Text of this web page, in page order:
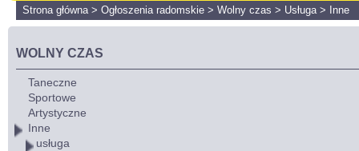
Strona główna> Ogłoszenia radomskie > Wolny czas > Usługa> Inne
WOLNY CZAS
Taneczne
Sportowe
Artystyczne
Inne
usługa